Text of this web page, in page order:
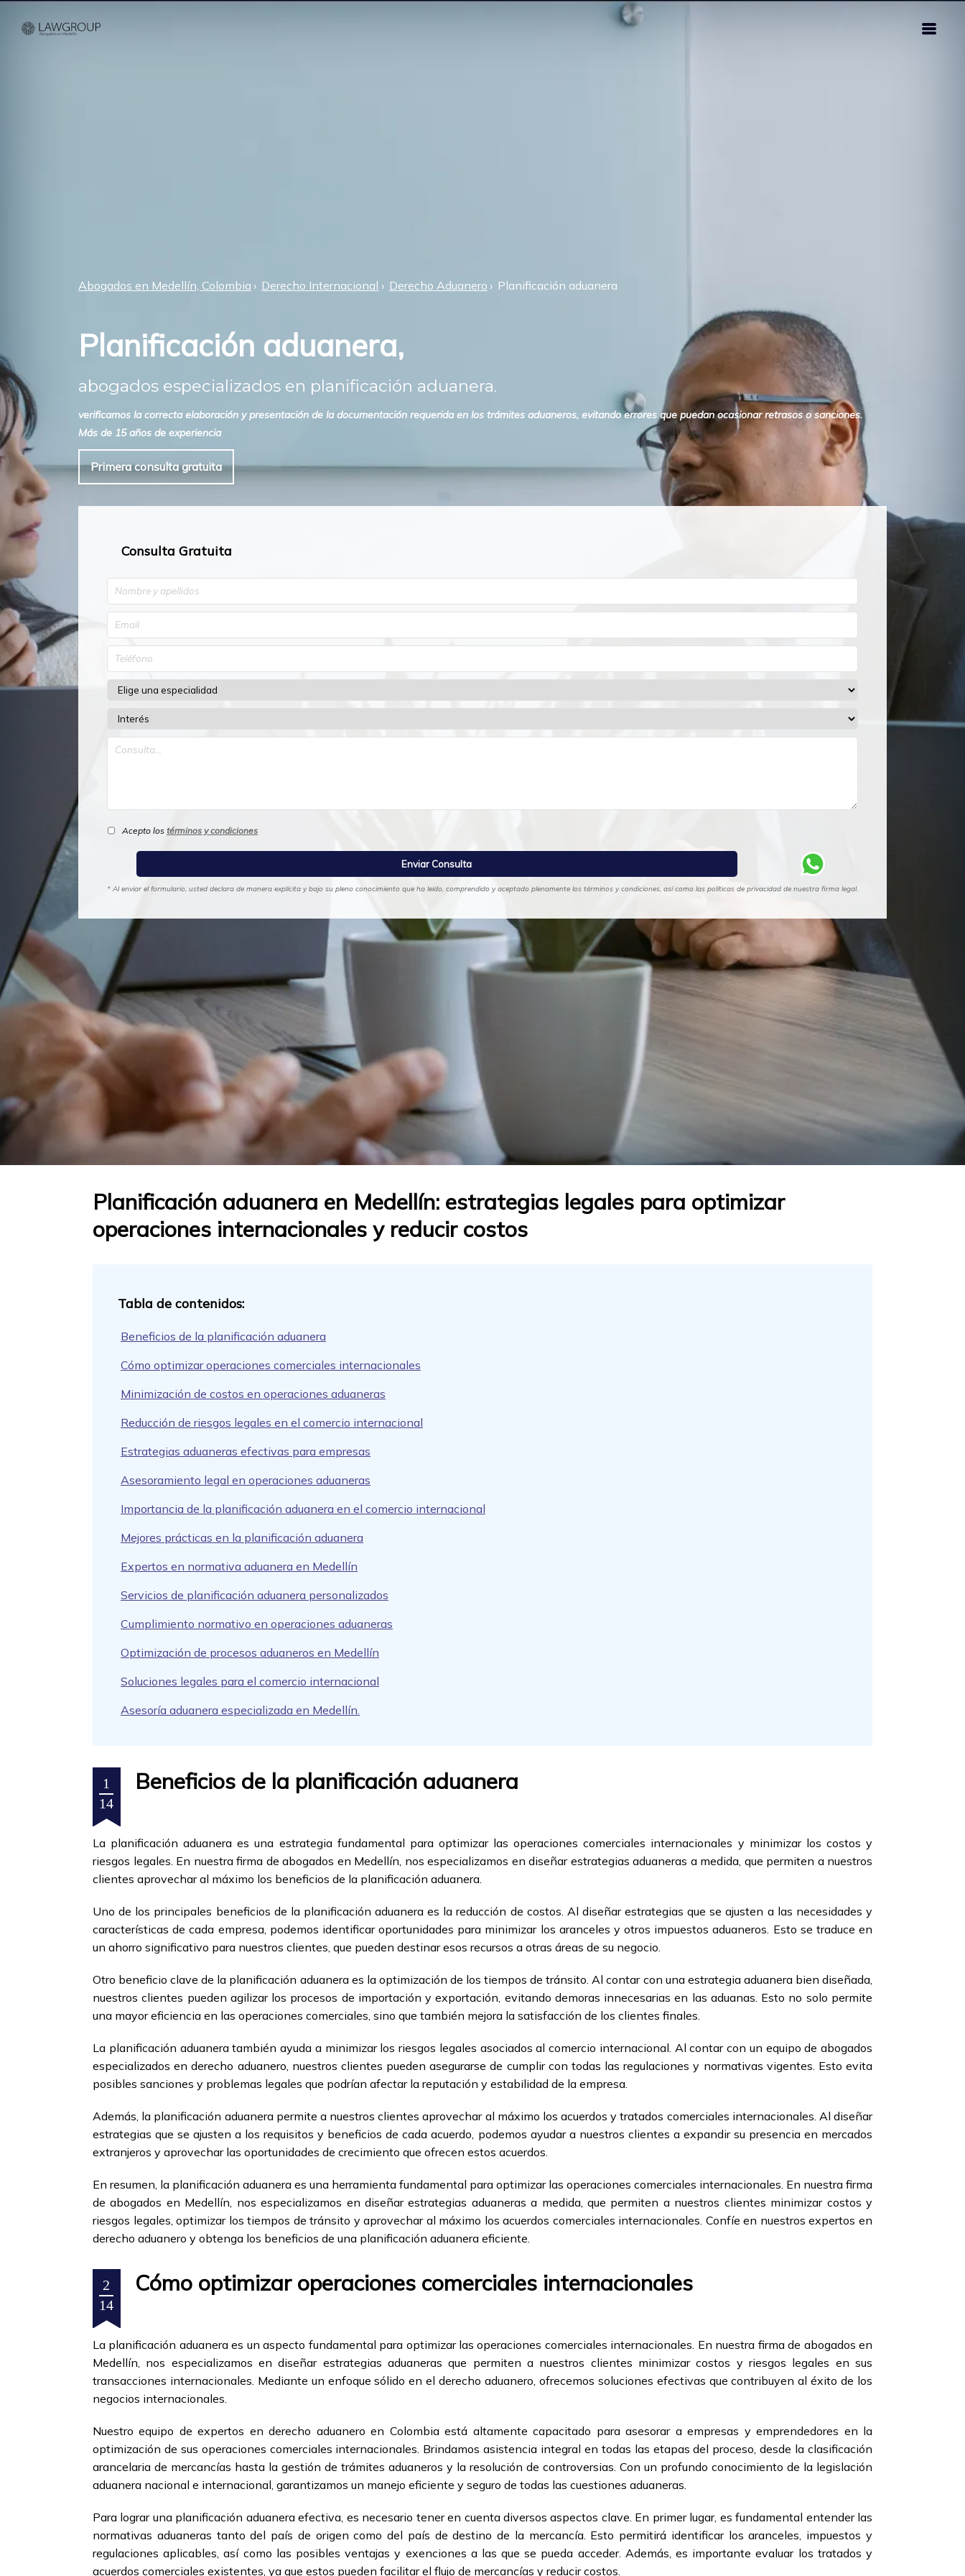
Abogados en Medellín, Colombia Derecho Internacional Derecho Aduanero Planificación aduanera
Planificación aduanera,
abogados especializados en planificación aduanera.
verificamos la correcta elaboración y presentación de la documentación requerida en los trámites aduaneros, evitando errores que puedan ocasionar retrasos o sanciones.
Más de 15 años de experiencia
Primera consulta gratuita
Consulta Gratuita
Acepto los términos y condiciones
* Al enviar el formulario, usted declara de manera explícita y bajo su pleno conocimiento que ha leído, comprendido y aceptado plenamente los términos y condiciones, así como las políticas de privacidad de nuestra firma legal.
Planificación aduanera en Medellín: estrategias legales para optimizar
operaciones internacionales y reducir costos
Beneficios de la planificación aduanera
Cómo optimizar operaciones comerciales internacionales
Minimización de costos en operaciones aduaneras
Reducción de riesgos legales en el comercio internacional
Estrategias aduaneras efectivas para empresas
Asesoramiento legal en operaciones aduaneras
Importancia de la planificación aduanera en el comercio internacional
Mejores prácticas en la planificación aduanera
Expertos en normativa aduanera en Medellín
Servicios de planificación aduanera personalizados
Cumplimiento normativo en operaciones aduaneras
Optimización de procesos aduaneros en Medellín
Soluciones legales para el comercio internacional
Asesoría aduanera especializada en Medellín.
1
14
Beneficios de la planificación aduanera
La planificación aduanera es una estrategia fundamental para optimizar las operaciones comerciales internacionales y minimizar los costos y
riesgos legales. En nuestra firma de abogados en Medellín, nos especializamos en diseñar estrategias aduaneras a medida, que permiten a nuestros
clientes aprovechar al máximo los beneficios de la planificación aduanera.
Uno de los principales beneficios de la planificación aduanera es la reducción de costos. Al diseñar estrategias que se ajusten a las necesidades y
características de cada empresa, podemos identificar oportunidades para minimizar los aranceles y otros impuestos aduaneros. Esto se traduce en
un ahorro significativo para nuestros clientes, que pueden destinar esos recursos a otras áreas de su negocio.
Otro beneficio clave de la planificación aduanera es la optimización de los tiempos de tránsito. Al contar con una estrategia aduanera bien diseñada,
nuestros clientes pueden agilizar los procesos de importación y exportación, evitando demoras innecesarias en las aduanas. Esto no solo permite
una mayor eficiencia en las operaciones comerciales, sino que también mejora la satisfacción de los clientes finales.
La planificación aduanera también ayuda a minimizar los riesgos legales asociados al comercio internacional. Al contar con un equipo de abogados
especializados en derecho aduanero, nuestros clientes pueden asegurarse de cumplir con todas las regulaciones y normativas vigentes. Esto evita
posibles sanciones y problemas legales que podrían afectar la reputación y estabilidad de la empresa.
Además, la planificación aduanera permite a nuestros clientes aprovechar al máximo los acuerdos y tratados comerciales internacionales. Al diseñar
estrategias que se ajusten a los requisitos y beneficios de cada acuerdo, podemos ayudar a nuestros clientes a expandir su presencia en mercados
extranjeros y aprovechar las oportunidades de crecimiento que ofrecen estos acuerdos.
En resumen, la planificación aduanera es una herramienta fundamental para optimizar las operaciones comerciales internacionales. En nuestra firma
de abogados en Medellín, nos especializamos en diseñar estrategias aduaneras a medida, que permiten a nuestros clientes minimizar costos y
riesgos legales, optimizar los tiempos de tránsito y aprovechar al máximo los acuerdos comerciales internacionales. Confíe en nuestros expertos en
derecho aduanero y obtenga los beneficios de una planificación aduanera eficiente.
2
14
Cómo optimizar operaciones comerciales internacionales
La planificación aduanera es un aspecto fundamental para optimizar las operaciones comerciales internacionales. En nuestra firma de abogados en
Medellín, nos especializamos en diseñar estrategias aduaneras que permiten a nuestros clientes minimizar costos y riesgos legales en sus
transacciones internacionales. Mediante un enfoque sólido en el derecho aduanero, ofrecemos soluciones efectivas que contribuyen al éxito de los
negocios internacionales.
Nuestro equipo de expertos en derecho aduanero en Colombia está altamente capacitado para asesorar a empresas y emprendedores en la
optimización de sus operaciones comerciales internacionales. Brindamos asistencia integral en todas las etapas del proceso, desde la clasificación
arancelaria de mercancías hasta la gestión de trámites aduaneros y la resolución de controversias. Con un profundo conocimiento de la legislación
aduanera nacional e internacional, garantizamos un manejo eficiente y seguro de todas las cuestiones aduaneras.
Para lograr una planificación aduanera efectiva, es necesario tener en cuenta diversos aspectos clave. En primer lugar, es fundamental entender las
normativas aduaneras tanto del país de origen como del país de destino de la mercancía. Esto permitirá identificar los aranceles, impuestos y
regulaciones aplicables, así como las posibles ventajas y exenciones a las que se pueda acceder. Además, es importante evaluar los tratados y
acuerdos comerciales existentes, ya que estos pueden facilitar el flujo de mercancías y reducir costos.